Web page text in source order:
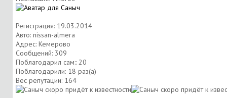
Регистрация: 19.03.2014
Авто: nissan-almera
Адрес: Кемерово
Сообщений: 309
Поблагодарил сам:: 20
Поблагодарили: 18 раз(а)
Вес репутации: 164